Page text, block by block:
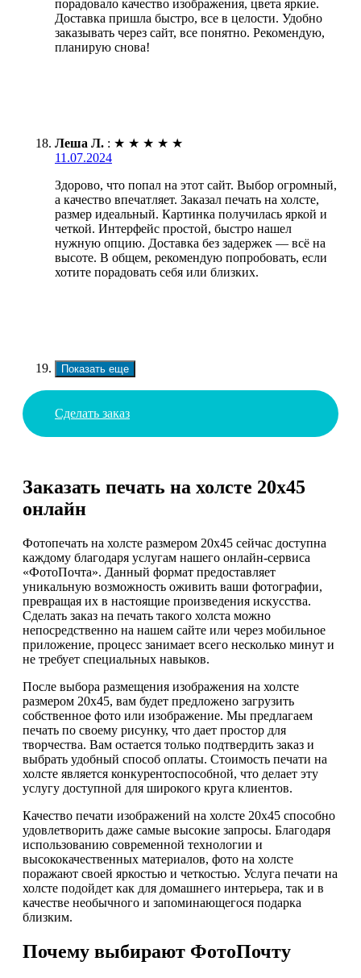
порадовало качество изображения, цвета яркие.
Доставка пришла быстро, все в целости. Удобно
заказывать через сайт, все понятно. Рекомендую,
планирую снова!
Леша Л. : ★ ★ ★ ★ ★
11.07.2024
Здорово, что попал на этот сайт. Выбор огромный,
а качество впечатляет. Заказал печать на холсте,
размер идеальный. Картинка получилась яркой и
четкой. Интерфейс простой, быстро нашел
нужную опцию. Доставка без задержек — всё на
высоте. В общем, рекомендую попробовать, если
хотите порадовать себя или близких.
Показать еще
Сделать заказ
Заказать печать на холсте 20х45
онлайн
Фотопечать на холсте размером 20х45 сейчас доступна
каждому благодаря услугам нашего онлайн-сервиса
«ФотоПочта». Данный формат предоставляет
уникальную возможность оживить ваши фотографии,
превращая их в настоящие произведения искусства.
Сделать заказ на печать такого холста можно
непосредственно на нашем сайте или через мобильное
приложение, процесс занимает всего несколько минут и
не требует специальных навыков.
После выбора размещения изображения на холсте
размером 20х45, вам будет предложено загрузить
собственное фото или изображение. Мы предлагаем
печать по своему рисунку, что дает простор для
творчества. Вам остается только подтвердить заказ и
выбрать удобный способ оплаты. Стоимость печати на
холсте является конкурентоспособной, что делает эту
услугу доступной для широкого круга клиентов.
Качество печати изображений на холсте 20х45 способно
удовлетворить даже самые высокие запросы. Благодаря
использованию современной технологии и
высококачественных материалов, фото на холсте
поражают своей яркостью и четкостью. Услуга печати на
холсте подойдет как для домашнего интерьера, так и в
качестве необычного и запоминающегося подарка
близким.
Почему выбирают ФотоПочту